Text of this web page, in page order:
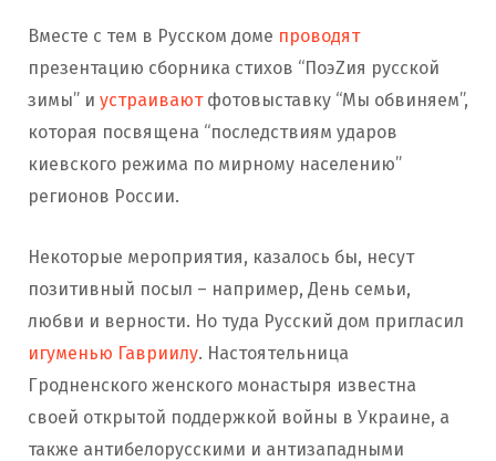
Вместе с тем в Русском доме проводят
презентацию сборника стихов “ПоэZия русской
зимы” и устраиваютфотовыставку “Мы обвиняем”,
которая посвящена “последствиям ударов
киевского режима по мирному населению”
регионов России.
Некоторые мероприятия, казалось бы, несут
позитивный посыл – например, День семьи,
любви и верности. Но туда Русский дом пригласил
игуменью Гавриилу. Настоятельница
Гродненского женского монастыря известна
своей открытой поддержкой войны в Украине, а
также антибелорусскими и антизападными